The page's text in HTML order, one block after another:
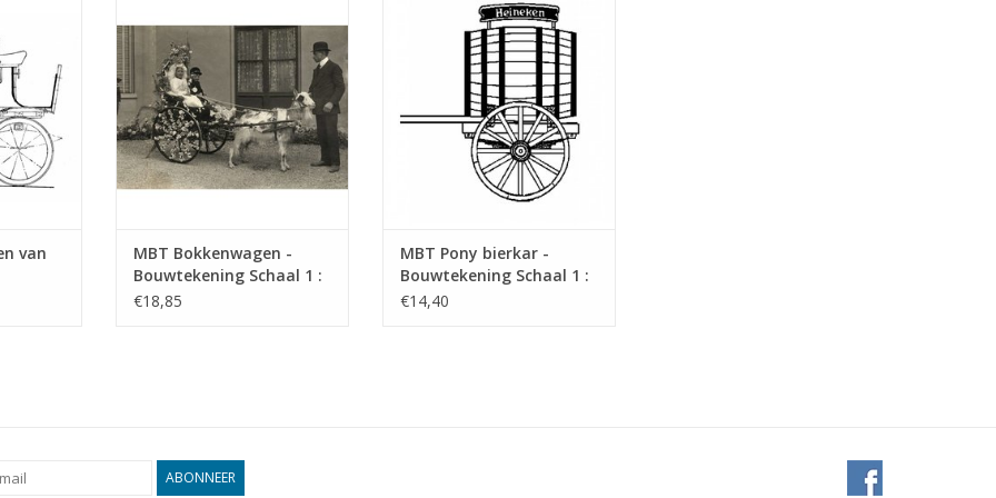
1 : 8
van
(40.37.010)
TOEVOEGEN AAN WINKELWAGEN
MBT Bokkenwagen -
Bouwtekening Schaal 1 :
8 (40.37.010)
€18,85
Schaal 1 : 8 (40.37.007)
TOEVOEGEN AAN WINKELWAGEN
MBT Pony bierkar -
Bouwtekening Schaal 1 :
8 (40.37.007)
€14,40
ABONNEER